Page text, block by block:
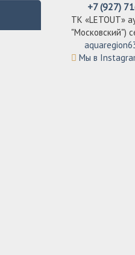
+7 (927)
ТК «LETOUT»
"Московский")
Мы в